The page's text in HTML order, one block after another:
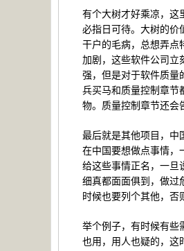
有个大树才好乘凉，这
必指日可待。大树的价
干户的毛病，总想弄点
加剧，这些软件公司立
强，但是对于软件质量
兵买马和质量控制章节
物。质量控制章节还会
最后就是其他项目，中
在中国要想做点事情，
给这些事情正名，一旦
细真都面面俱到，做过
时候也要列个其他，否
举个例子，有时候有些
也用，用人也疑的，这